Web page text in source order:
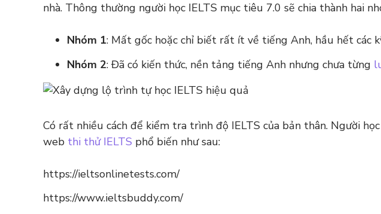
nhà. Thông thường người học IELTS mục tiêu 7.0 sẽ chia thành hai
Nhóm 1: Mất gốc hoặc chỉ biết rất ít về tiếng Anh, hầu hết các
Nhóm 2: Đã có kiến thức, nền tảng tiếng Anh nhưng chưa từng
Có rất nhiều cách để kiểm tra trình độ IELTS của bản thân. Người
web thi thử IELTS phổ biến như sau:
https://ieltsonlinetests.com/
https://www.ieltsbuddy.com/